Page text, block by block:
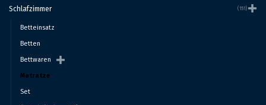
Schlafzimmer (151)
Betteinsatz
Betten
Bettwaren
Matratze
Set